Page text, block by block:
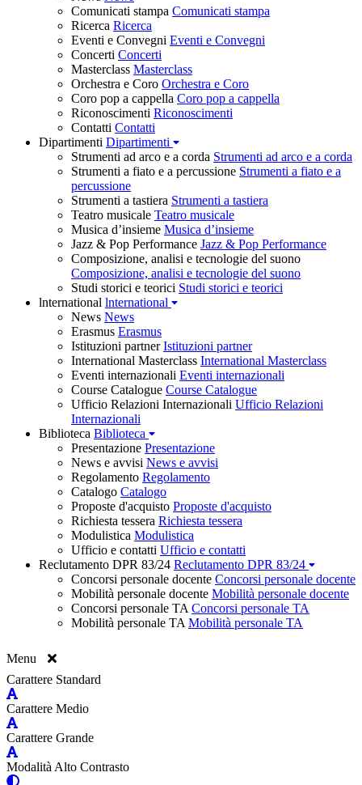
Comunicati stampa Comunicati stampa
Ricerca Ricerca
Eventi e Convegni Eventi e Convegni
Concerti Concerti
Masterclass Masterclass
Orchestra e Coro Orchestra e Coro
Coro pop a cappella Coro pop a cappella
Riconoscimenti Riconoscimenti
Contatti Contatti
Dipartimenti Dipartimenti
Strumenti ad arco e a corda Strumenti ad arco e a corda
Strumenti a fiato e a percussione Strumenti a fiato e a
percussione
Strumenti a tastiera Strumenti a tastiera
Teatro musicale Teatro musicale
Musica d’insieme Musica d’insieme
Jazz & Pop Performance Jazz & Pop Performance
Composizione, analisi e tecnologie del suono
Composizione, analisi e tecnologie del suono
Studi storici e teorici Studi storici e teorici
lnternational lnternational
News News
Erasmus Erasmus
Istituzioni partner Istituzioni partner
International Masterclass International Masterclass
Eventi internazionali Eventi internazionali
Course Catalogue Course Catalogue
Ufficio Relazioni Internazionali Ufficio Relazioni
Internazionali
Biblioteca Biblioteca
Presentazione Presentazione
News e avvisi News e avvisi
Regolamento Regolamento
Catalogo Catalogo
Proposte d'acquisto Proposte d'acquisto
Richiesta tessera Richiesta tessera
Modulistica Modulistica
Ufficio e contatti Ufficio e contatti
Reclutamento DPR 83/24 Reclutamento DPR 83/24
Concorsi personale docente Concorsi personale docente
Mobilità personale docente Mobilità personale docente
Concorsi personale TA Concorsi personale TA
Mobilità personale TA Mobilità personale TA
Menu
Carattere Standard
Carattere Medio
Carattere Grande
Modalità Alto Contrasto